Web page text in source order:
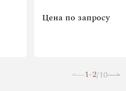
Цена по запросу
1-2/10